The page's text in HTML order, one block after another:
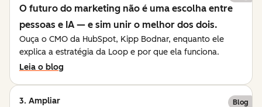
O futuro do marketing não é uma escolha entre
pessoas e IA — e sim unir o melhor dos dois.
Ouça o CMO da HubSpot, Kipp Bodnar, enquanto ele
explica a estratégia da Loop e por que ela funciona.
Leia o blog
3. Ampliar Blog